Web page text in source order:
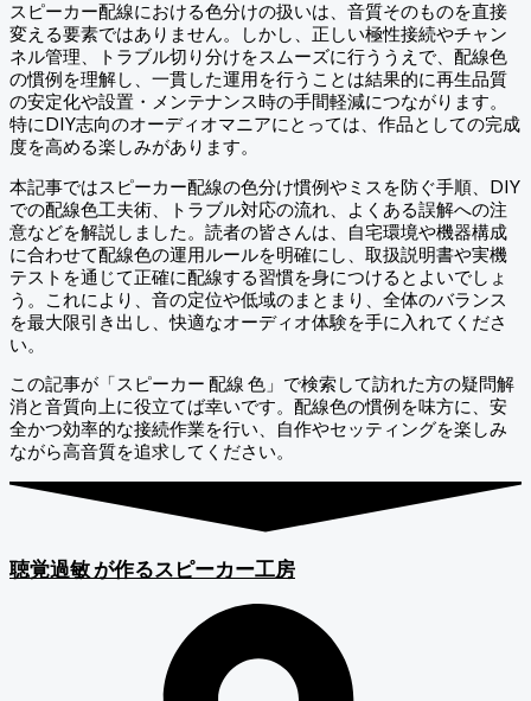
スピーカー配線における色分けの扱いは、音質そのものを直接
変える要素ではありません。しかし、正しい極性接続やチャン
ネル管理、トラブル切り分けをスムーズに行ううえで、配線色
の慣例を理解し、一貫した運用を行うことは結果的に再生品質
の安定化や設置・メンテナンス時の手間軽減につながります。
特にDIY志向のオーディオマニアにとっては、作品としての完成
度を高める楽しみがあります。
本記事ではスピーカー配線の色分け慣例やミスを防ぐ手順、DIY
での配線色工夫術、トラブル対応の流れ、よくある誤解への注
意などを解説しました。読者の皆さんは、自宅環境や機器構成
に合わせて配線色の運用ルールを明確にし、取扱説明書や実機
テストを通じて正確に配線する習慣を身につけるとよいでしょ
う。これにより、音の定位や低域のまとまり、全体のバランス
を最大限引き出し、快適なオーディオ体験を手に入れてくださ
い。
この記事が「スピーカー 配線 色」で検索して訪れた方の疑問解
消と音質向上に役立てば幸いです。配線色の慣例を味方に、安
全かつ効率的な接続作業を行い、自作やセッティングを楽しみ
ながら高音質を追求してください。
聴覚過敏が作るスピーカー工房